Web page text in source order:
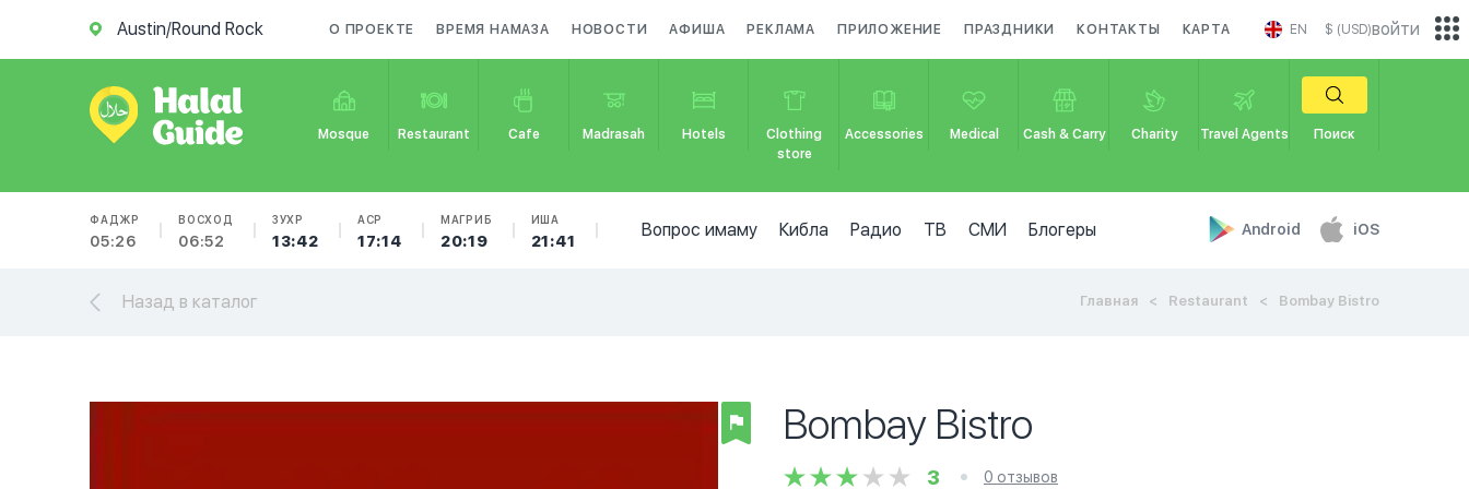
Austin/Round Rock О ПРОЕКТЕ ВРЕМЯ НАМАЗА НОВОСТИ АФИША РЕКЛАМА ПРИЛОЖЕНИЕ ПРАЗДНИКИ КОНТАКТЫ КАРТА EN $ (USD)
Mosque Restaurant Cafe Madrasah Hotels
Clothing
store
Accessories Medical Cash & Carry Charity Travel Agents Поиск
ФАДЖР
05:26
ВОСХОД
06:52
ЗУХР
13:42
АСР
17:14
МАГРИБ
20:19
ИША
21:41
Вопрос имаму Кибла Радио ТВ СМИ Блогеры Android iOS
войти
Назад в каталог Главная Restaurant Bombay Bistro
Bombay Bistro
3 0 отзывов